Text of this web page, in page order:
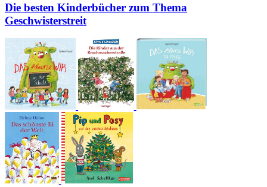
Die besten Kinderbücher zum Thema
Geschwisterstreit